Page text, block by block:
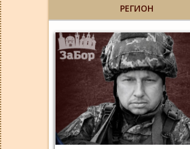
РЕГИОН